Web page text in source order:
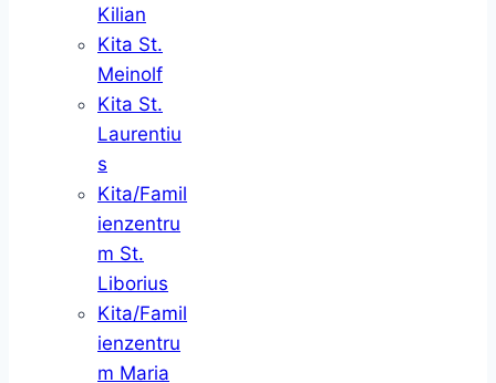
Kilian
Kita St.
Meinolf
Kita St.
Laurentiu
s
Kita/Famil
ienzentru
m St.
Liborius
Kita/Famil
ienzentru
m Maria